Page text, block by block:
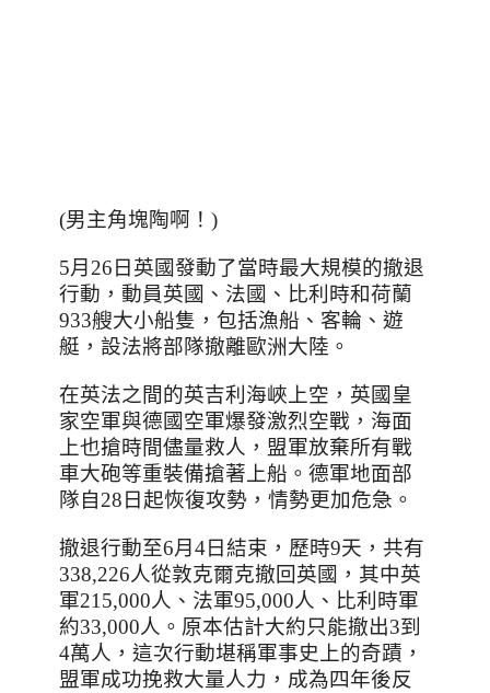
(男主角塊陶啊！)
5月 26 日英國發動了當時最大規模的撤退
行動，動員英國、法國、比利時和荷蘭
933艘大小船隻，包括漁船、客輪、遊
艇，設法將部隊撤離歐洲大陸。
在英法之間的英吉利海峽上空，英國皇
家空軍與德國空軍爆發激烈空戰，海面
上也搶時間儘量救人，盟軍放棄所有戰
車大砲等重裝備搶著上船。德軍地面部
隊自28 日起恢復攻勢，情勢更加危急。
撤退行動至6月 4日結束，歷時9天，共有
338,226人從敦克爾克撤回英國，其中英
軍215,000人、法軍95,000人、比利時軍
約33,000人。原本估計大約只能撤出3到
4萬人，這次行動堪稱軍事史上的奇蹟，
盟軍成功挽救大量人力，成為四年後反